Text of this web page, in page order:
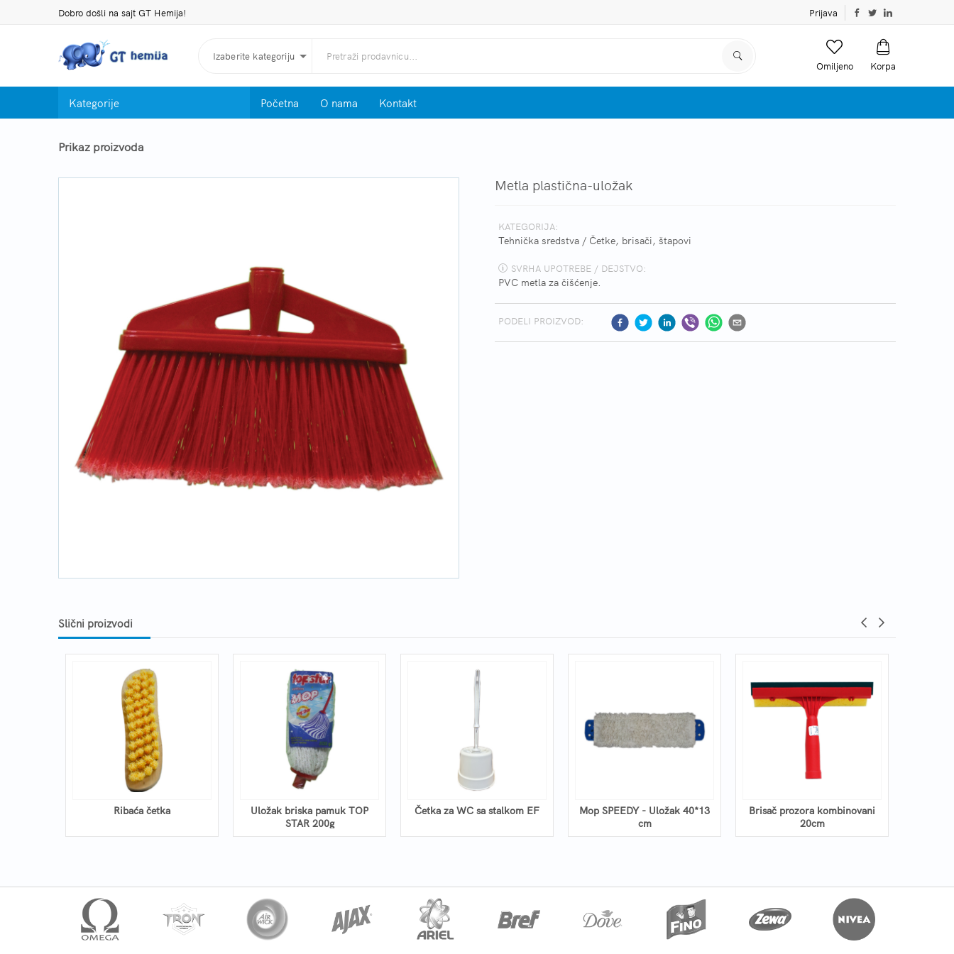
Dobro došli na sajt GT Hemija! Prijava
Izaberite kategoriju
Omiljeno Korpa
Kategorije Početna O nama Kontakt
Prikaz proizvoda
Metla plastična-uložak
KATEGORIJA:
Tehnička sredstva / Četke, brisači, štapovi
SVRHA UPOTREBE / DEJSTVO:
PVC metla za čišćenje.
PODELI PROIZVOD:
Slični proizvodi
Ribaća četka
Uložak briska pamuk TOP
STAR 200g
Četka za WC sa stalkom EF
Mop SPEEDY - Uložak 40*13
cm
Brisač prozora kombinovani
20cm